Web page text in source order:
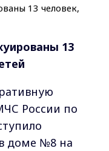
13
России по
доме №8 на